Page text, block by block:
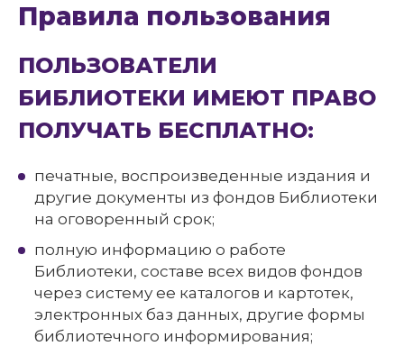
Правила пользования
ПОЛЬЗОВАТЕЛИ
БИБЛИОТЕКИ ИМЕЮТ ПРАВО
ПОЛУЧАТЬ БЕСПЛАТНО:
печатные, воспроизведенные издания и
другие документы из фондов Библиотеки
на оговоренный срок;
полную информацию о работе
Библиотеки, составе всех видов фондов
через систему ее каталогов и картотек,
электронных баз данных, другие формы
библиотечного информирования;